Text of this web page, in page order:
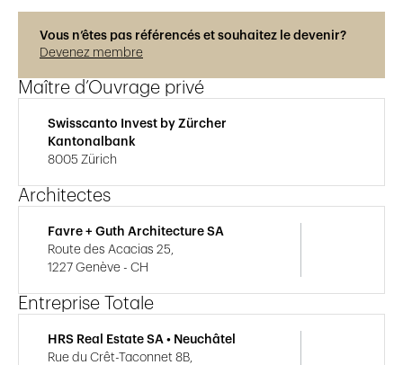
Vous n’êtes pas référencés et souhaitez le devenir?
Devenez membre
Maître d’Ouvrage privé
Swisscanto Invest by Zürcher
Kantonalbank
8005 Zürich
Architectes
Favre + Guth Architecture SA
Route des Acacias 25,
1227 Genève - CH
Entreprise Totale
HRS Real Estate SA • Neuchâtel
Rue du Crêt-Taconnet 8B,